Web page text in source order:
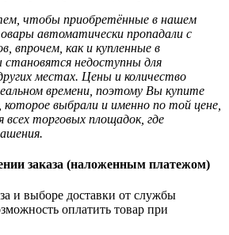
чтобы приобретённые в нашем
автоматически пропадали с
впрочем, как и купленные в
становятся недоступны для
местах. Цены и количество
времени, поэтому Вы купите
выбрали и именно по той цене,
всех торговых площадок, где
заказа (наложенным платежом)
и выборе доставки от службы
оплатить товар при